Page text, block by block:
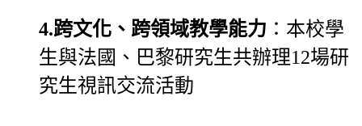
4.跨文化、跨領域教學能力 ：本校學
生與法國、巴黎研究生共辦理12場研
究生視訊交流活動